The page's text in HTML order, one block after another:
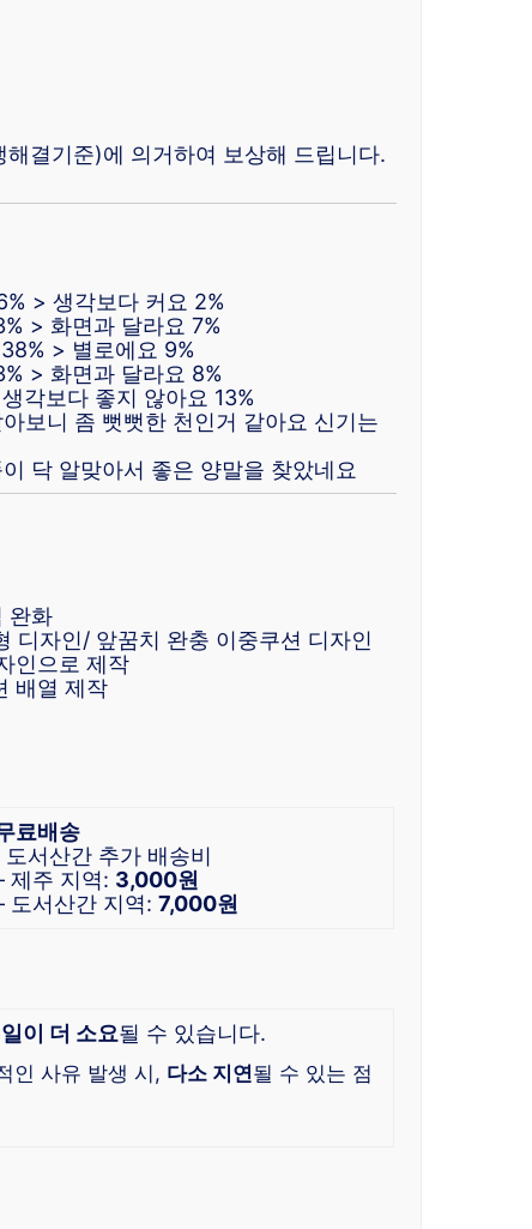
결기준)에 의거하여 보상해 드립니다.
> 생각보다 커요 2%
> 화면과 달라요 7%
> 별로에요 9%
> 화면과 달라요 8%
각보다 좋지 않아요 13%
보니 좀 뻣뻣한 천인거 같아요 신기는
닥 알맞아서 좋은 양말을 찾았네요
완화
디자인/ 앞꿈치 완충 이중쿠션 디자인
인으로 제작
배열 제작
료배송
도서산간 추가 배송비
제주 지역: 3,000원
도서산간 지역: 7,000원
이 더 소요될 수 있습니다.
인 사유 발생 시, 다소 지연될 수 있는 점